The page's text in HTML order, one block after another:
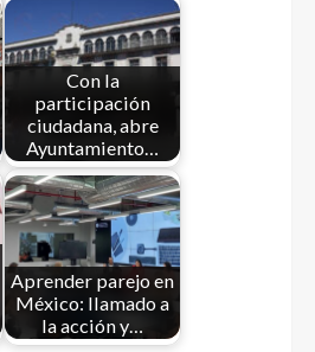
Con la
participación
ciudadana, abre
Ayuntamiento…
Aprender parejo en
México: llamado a
la acción y…